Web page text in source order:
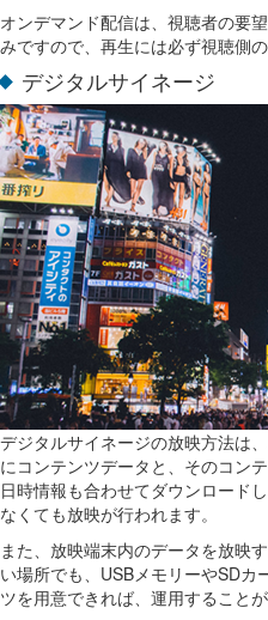
オンデマンド配信は、視聴者の要
みですので、再生には必ず視聴側
デジタルサイネージ
デジタルサイネージの放映方法は
にコンテンツデータと、そのコン
日時情報も合わせてダウンロード
なくても放映が行われます。
また、放映端末内のデータを放映
い場所でも、USBメモリーやSD
ツを用意できれば、運用することが